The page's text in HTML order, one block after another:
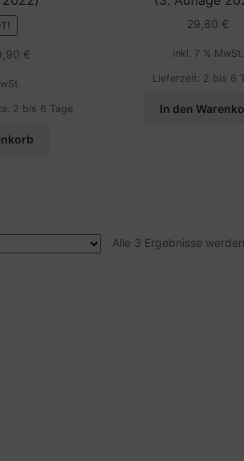
€
€Aktueller
19,90 €.
2 bis 6 Tage
29,80 €
inkl. 7 % MwSt.
Lieferzeit: 2 bis 6
In den
Alle 3 Ergebnisse